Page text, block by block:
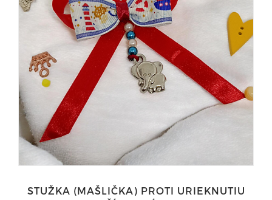
STUŽKA (MAŠLIČKA) PROTI URIEKNUTIU